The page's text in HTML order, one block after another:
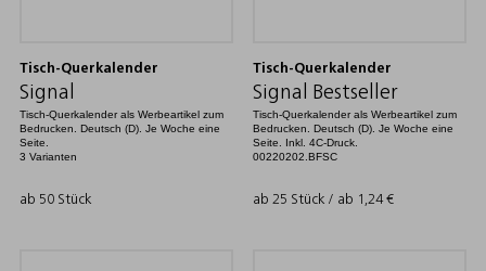
Tisch-Querkalender
Signal
Tisch-Querkalender als Werbeartikel zum
Bedrucken. Deutsch (D). Je Woche eine
Seite.
3 Varianten
ab 50 Stück
Tisch-Querkalender
Signal Bestseller
Tisch-Querkalender als Werbeartikel zum
Bedrucken. Deutsch (D). Je Woche eine
Seite. Inkl. 4C-Druck.
00220202.BFSC
ab 25 Stück / ab 1,24 €